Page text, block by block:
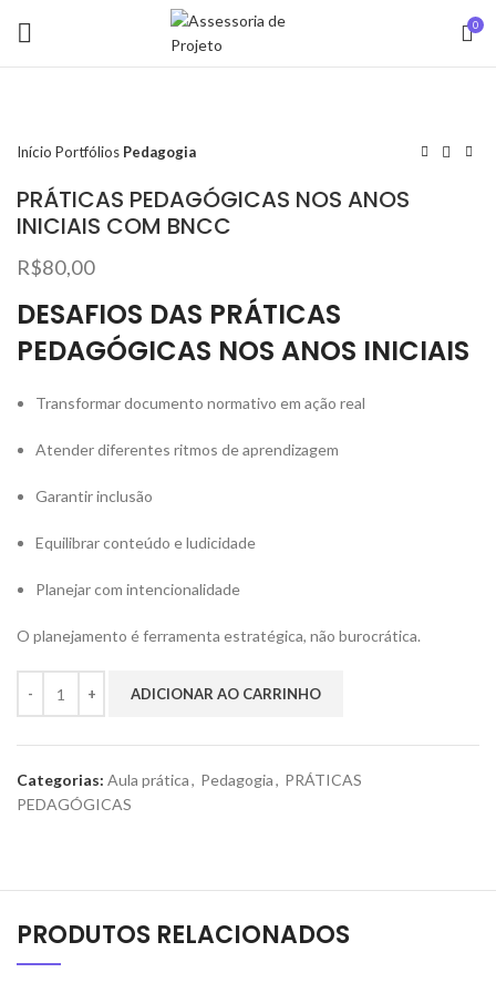
0
Início Portfólios Pedagogia
PRÁTICAS PEDAGÓGICAS NOS ANOS
INICIAIS COM BNCC
R$80,00
DESAFIOS DAS PRÁTICAS
PEDAGÓGICAS NOS ANOS INICIAIS
Transformar documento normativo em ação real
Atender diferentes ritmos de aprendizagem
Garantir inclusão
Equilibrar conteúdo e ludicidade
Planejar com intencionalidade
O planejamento é ferramenta estratégica, não burocrática.
ADICIONAR AO CARRINHO
Categorias: Aula prática, Pedagogia, PRÁTICAS
PEDAGÓGICAS
PRODUTOS RELACIONADOS